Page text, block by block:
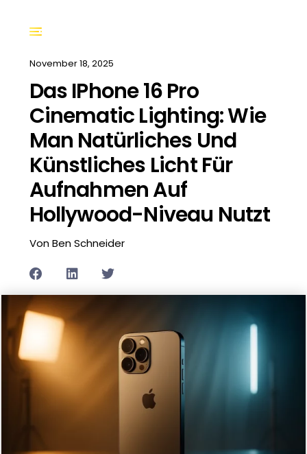
November 18, 2025
Das IPhone 16 Pro
Cinematic Lighting: Wie
Man Natürliches Und
Künstliches Licht Für
Aufnahmen Auf
Hollywood-Niveau Nutzt
Von Ben Schneider